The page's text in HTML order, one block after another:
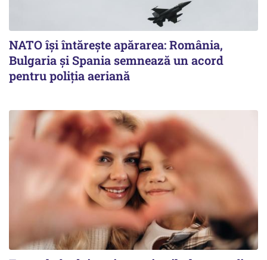
NATO își întărește apărarea: România,
Bulgaria și Spania semnează un acord
pentru poliția aeriană